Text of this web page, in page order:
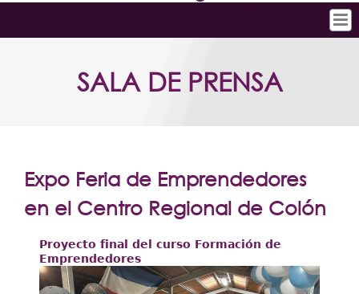
Conoce la UTP
Postgrados
Extensión
Centros Regionales
Servicios
SALA DE PRENSA
Expo Feria de Emprendedores
en el Centro Regional de Colón
Proyecto final del curso Formación de
Emprendedores